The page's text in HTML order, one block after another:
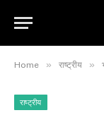
Home » राष्ट्रीय »
राष्ट्रीय